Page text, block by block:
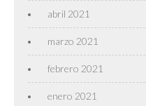
abril 2021
marzo 2021
febrero 2021
enero 2021